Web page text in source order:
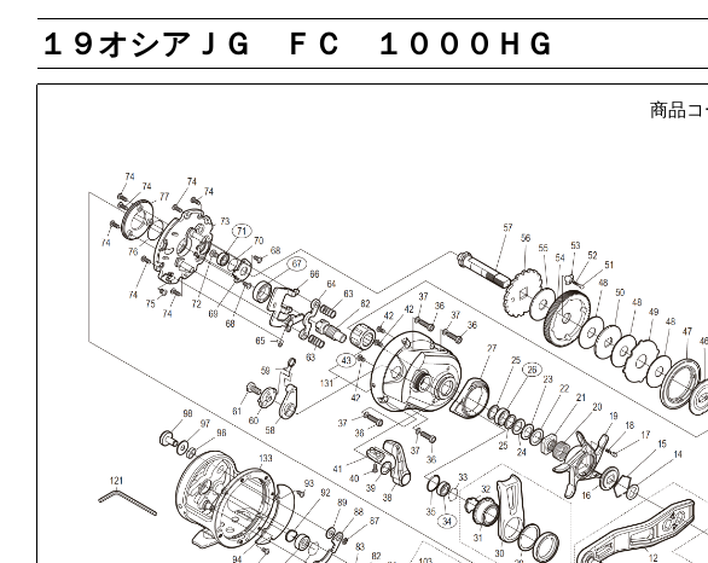
１９オシアＪＧ ＦＣ １０００ＨＧ
商品コ